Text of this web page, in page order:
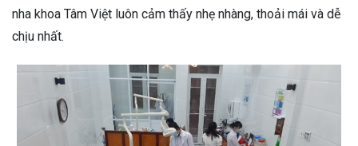
nha khoa Tâm Việt luôn cảm thấy nhẹ nhàng, thoải mái và dễ
chịu nhất.